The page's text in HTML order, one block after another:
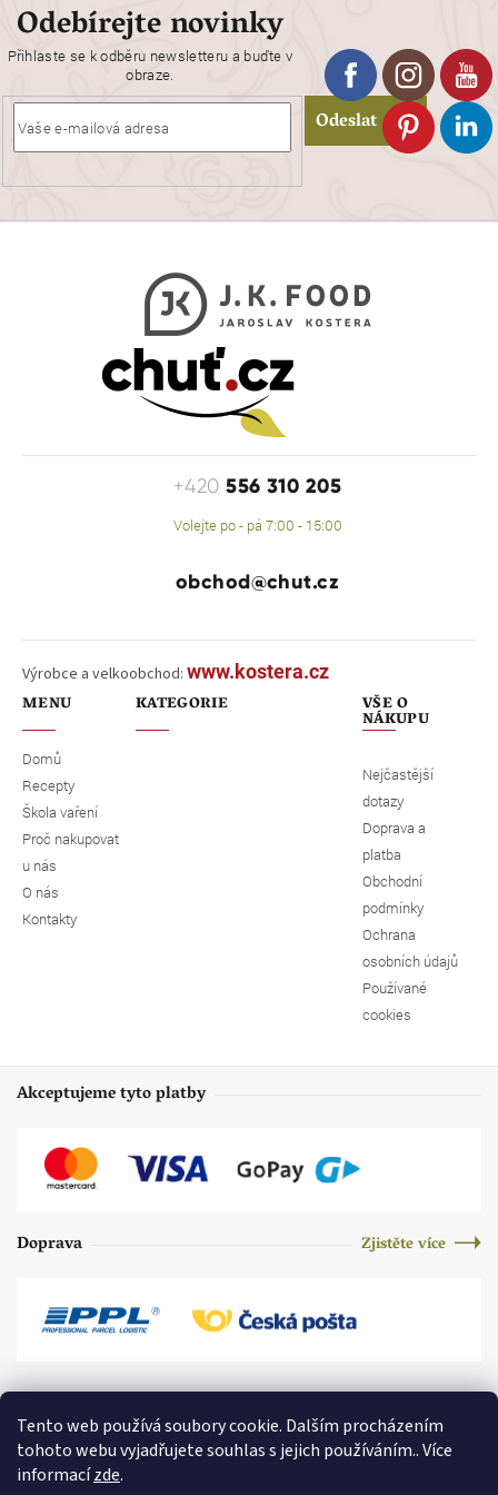
Tento web používá soubory cookie. Dalším procházením
tohoto webu vyjadřujete souhlas s jejich používáním.. Více
informacízde.
Odebírejte novinky
Přihlaste se k odběru newsletteru a buďte v
obraze.
Odeslat
+420556 310 205
Volejte po - pá 7:00 - 15:00
obchod@chut.cz
Výrobce a velkoobchod: www.kostera.cz
MENU
Domů
Recepty
Škola vaření
Proč nakupovat
u nás
O nás
Kontakty
KATEGORIE VŠE O
NÁKUPU
Nejčastější
dotazy
Doprava a
platba
Obchodní
podmínky
Ochrana
osobních údajů
Používané
cookies
Akceptujeme tyto platby
Doprava Zjistěte více